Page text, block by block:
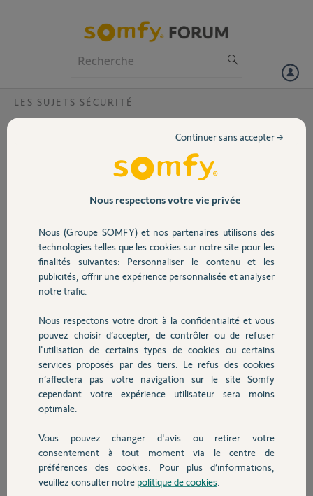
Volet
Sécurité
Domotique
Chauffage
Autres produits
Devis avec un pro
Contact
LES SUJETS SÉCURITÉ
Bonjour, après installation de mon home alarme, j'ai effectué un test
de fonctionnement, aucune des 2 sirènes ne se déclenche, mais la
link émet une petite mélodie et les notifications d'alarme sont
transmises. Merci de me permettre d'identifier le problème.
Hervé T.
il y a environ 2 ans
Participer au fil de discussion
Réponses
Sur chaque détecteur vous pouvez choisir le comportement de la sirène
>> Déclenchement après mise en garde avec une petite musique. Dans ce
cas la sirène se déclenche ou bout 30s
Somfy Protect/Mes équipements/ Sélectionner un détecteur >>
Comportement de la sirène.
Avez vous vérifier le fonctionnement des sirènes
Nous respectons votre vie privée
Nous (Groupe SOMFY) et nos partenaires utilisons des
technologies telles que les cookies sur notre site pour les
finalités suivantes: Personnaliser le contenu et les
publicités, offrir une expérience personnalisée et analyser
notre trafic.
Nous respectons votre droit à la confidentialité et vous
pouvez choisir d’accepter, de contrôler ou de refuser
l'utilisation de certains types de cookies ou certains
services proposés par des tiers. Le refus des cookies
n’affectera pas votre navigation sur le site Somfy
cependant votre expérience utilisateur sera moins
optimale.
Vous pouvez changer d'avis ou retirer votre
consentement à tout moment via le centre de
préférences des cookies. Pour plus d’informations,
veuillez consulter notre politique de cookies
Continuer sans accepter →